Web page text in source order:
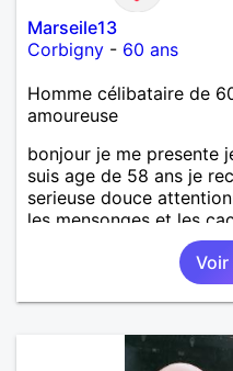
Marseile13
Corbigny - 60 ans
Homme célibataire de
amoureuse
bonjour je me presente
suis age de 58 ans je
serieuse douce
les mensonges et les
sensible doux câlin et
Marseille mes fans de
département de la